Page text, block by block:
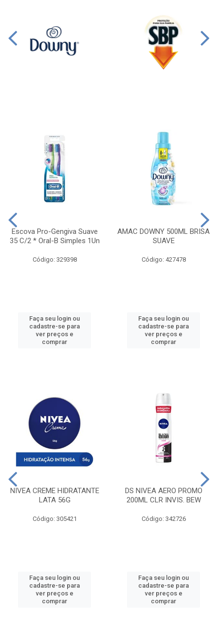
Escova Pro-Gengiva Suave
35 C/2 * Oral-B Simples 1Un
Código: 329398
Faça seu login ou
cadastre-se para
ver preços e
comprar
AMAC DOWNY 500ML BRISA
SUAVE
Código: 427478
Faça seu login ou
cadastre-se para
ver preços e
comprar
NIVEA CREME HIDRATANTE
LATA 56G
Código: 305421
Faça seu login ou
cadastre-se para
ver preços e
comprar
DS NIVEA AERO PROMO
200ML CLR INVIS. BEW
Código: 342726
Faça seu login ou
cadastre-se para
ver preços e
comprar